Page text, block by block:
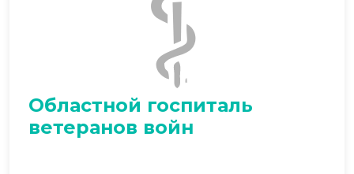
Областной госпиталь
ветеранов войн